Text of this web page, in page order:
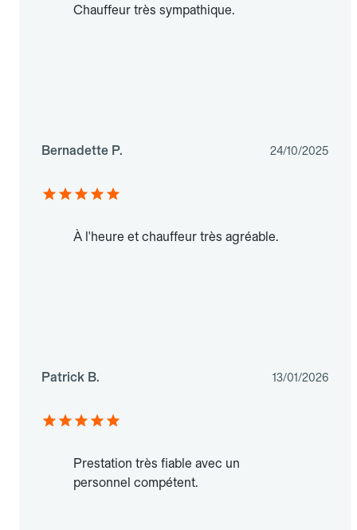
Chauffeur très sympathique.
Bernadette P. 24/10/2025
À l'heure et chauffeur très agréable.
Patrick B. 13/01/2026
Prestation très fiable avec un
personnel compétent.